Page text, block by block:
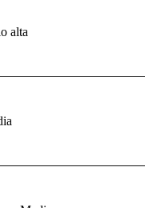
alta